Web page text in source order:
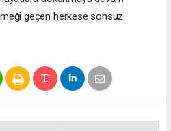
geçen herkese sonsuz